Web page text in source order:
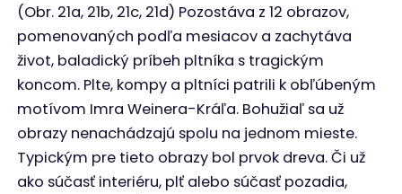
(Obr. 21a, 21b, 21c, 21d) Pozostáva z 12 obrazov,
pomenovaných podľa mesiacov a zachytáva
život, baladický príbeh pltníka s tragickým
koncom. Plte, kompy a pltníci patrili k obľúbeným
motívom Imra Weinera-Kráľa. Bohužiaľ sa už
obrazy nenachádzajú spolu na jednom mieste.
Typickým pre tieto obrazy bol prvok dreva. Či už
ako súčasť interiéru, plť alebo súčasť pozadia,